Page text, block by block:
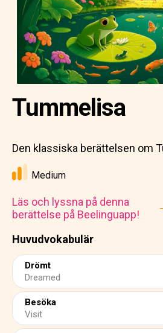
Huvudvokabulär
Drömt
Dreamed
Besöka
Visit
Tummelisa
Den klassiska berättelsen om
Medium
Läs och lyssna på denna
berättelse på Beelinguapp!